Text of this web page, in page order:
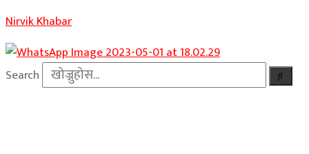
Nirvik Khabar
Search